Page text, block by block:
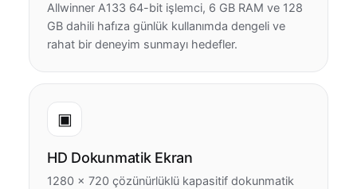
Allwinner A133 64-bit işlemci, 6 GB RAM ve 128
GB dahili hafıza günlük kullanımda dengeli ve
rahat bir deneyim sunmayı hedefler.
▣
HD Dokunmatik Ekran
1280 × 720 çözünürlüklü kapasitif dokunmatik